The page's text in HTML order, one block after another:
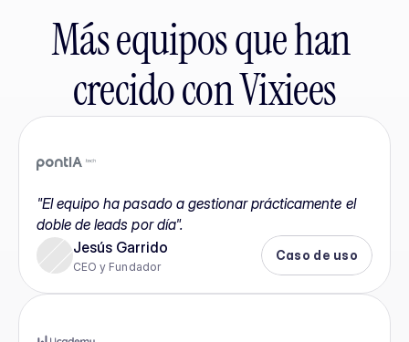
Más equipos que han
crecido con Vixiees
"El equipo ha pasado a gestionar prácticamente el
doble de leads por día".
Jesús Garrido
CEO y Fundador
Caso de uso